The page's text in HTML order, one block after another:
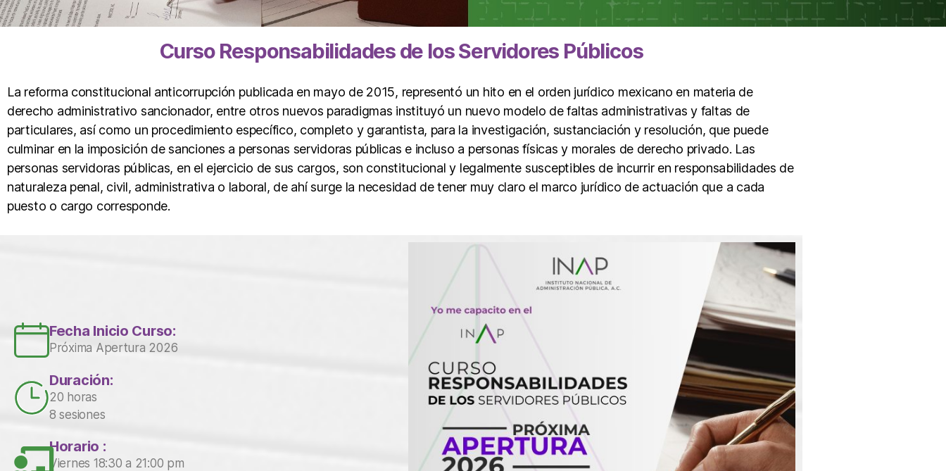
Curso Responsabilidades de los Servidores Públicos
La reforma constitucional anticorrupción publicada en mayo de 2015, representó un hito en el orden jurídico mexicano en materia de
derecho administrativo sancionador, entre otros nuevos paradigmas instituyó un nuevo modelo de faltas administrativas y faltas de
particulares, así como un procedimiento específico, completo y garantista, para la investigación, sustanciación y resolución, que puede
culminar en la imposición de sanciones a personas servidoras públicas e incluso a personas físicas y morales de derecho privado. Las
personas servidoras públicas, en el ejercicio de sus cargos, son constitucional y legalmente susceptibles de incurrir en responsabilidades de
naturaleza penal, civil, administrativa o laboral, de ahí surge la necesidad de tener muy claro el marco jurídico de actuación que a cada
puesto o cargo corresponde.
Fecha Inicio Curso:
Próxima Apertura 2026
Duración:
20 horas
8 sesiones
Horario :
Viernes 18:30 a 21:00 pm